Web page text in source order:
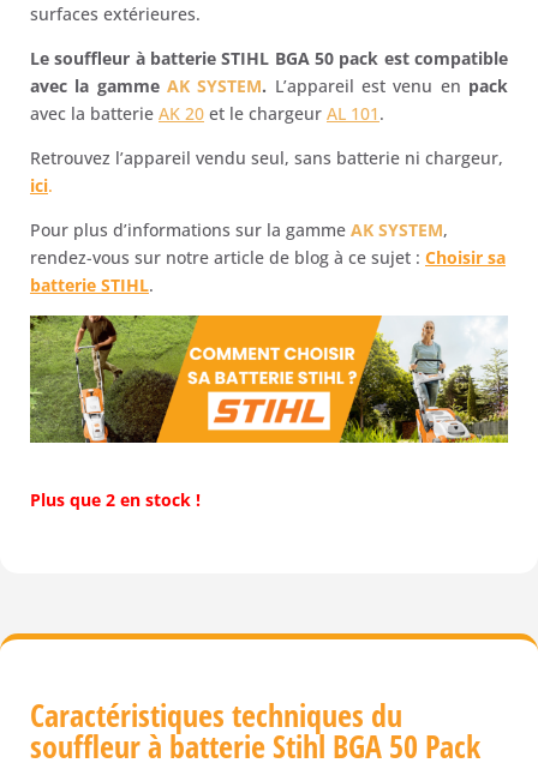
surfaces extérieures.
Le souffleur à batterie STIHL BGA 50 pack est compatible
avec la gamme AK SYSTEM. L’appareil est venu en pack
avec la batterie AK 20 et le chargeur AL 101.
Retrouvez l’appareil vendu seul, sans batterie ni chargeur,
ici.
Pour plus d’informations sur la gamme AK SYSTEM,
rendez-vous sur notre article de blog à ce sujet : Choisir sa
batterie STIHL.
Plus que 2 en stock !
Caractéristiques techniques du
souffleur à batterie Stihl BGA 50 Pack